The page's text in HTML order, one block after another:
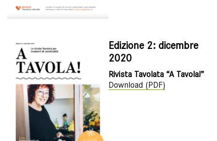
Edizione 2: dicembre
2020
Rivista Tavolata “A Tavola!”
Download (PDF)